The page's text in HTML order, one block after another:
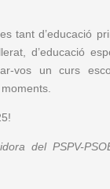
tant d’educació
d’educació
vos un curs
del PSPV-